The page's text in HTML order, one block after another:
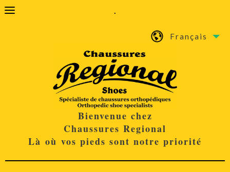
.
Français
Bienvenue chez
Chaussures Regional
Là où vos pieds sont notre priorité